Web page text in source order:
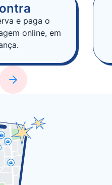
e paga o
online, em